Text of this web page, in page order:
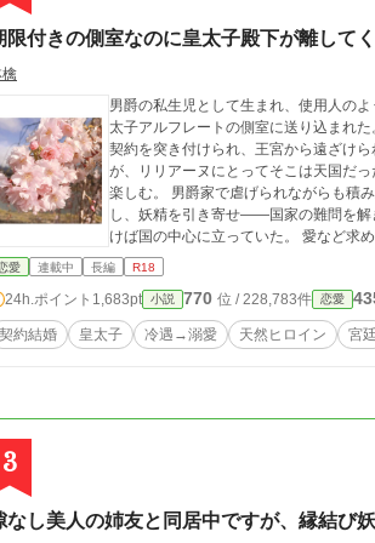
限付きの側室なのに皇太子殿下が離して
男爵の私生児として生まれ、使用人の
太子アルフレートの側室に送り込まれ
契約を突き付けられ、王宮から遠ざけ
が、リリアーヌにとってそこは天国だ
楽しむ。 男爵家で虐げられながらも積
し、妖精を引き寄せ――国家の難問を解
けば国の中心に立っていた。 愛など求
愛 連載中 長編 R18
24h.ポイント 1,683pt 小説 770 位 / 228,783件 恋愛
契約結婚 皇太子 冷遇→溺愛 天然ヒロイン 宮廷
3
なし美人の姉友と同居中ですが、縁結び